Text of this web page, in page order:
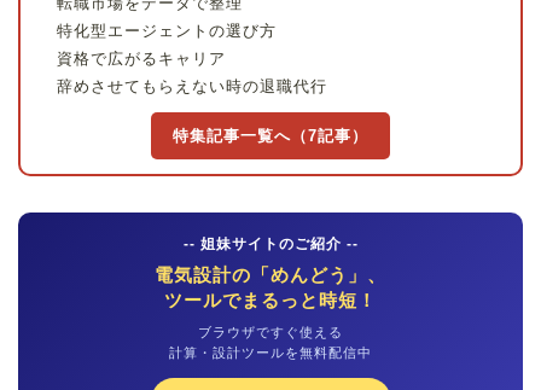
特化型エージェントの選び方
資格で広がるキャリア
辞めさせてもらえない時の退職代行
特集記事一覧へ（7記事）
-- 姐妹サイトのご紹介 --
電気設計の「めんどう」、
ツールでまるっと時短！
ブラウザですぐ使える
計算・設計ツールを無料配信中